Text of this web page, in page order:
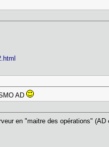
AD
en "maitre des opérations"